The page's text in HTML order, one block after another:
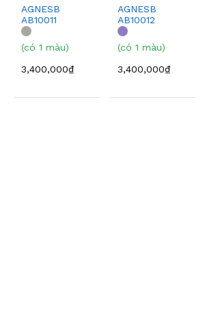
AGNESB
AB10011
(có 1 màu)
3,400,000₫
AGNESB
AB10012
(có 1 màu)
3,400,000₫